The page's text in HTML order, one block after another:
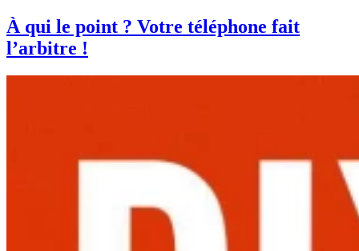
À qui le point ? Votre téléphone fait
l’arbitre !